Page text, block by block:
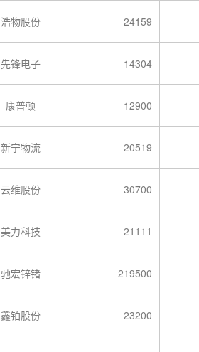
浩物股份 24159
先锋电子 14304
康普顿 12900
新宁物流 20519
云维股份 30700
美力科技 21111
驰宏锌锗 219500
鑫铂股份 23200